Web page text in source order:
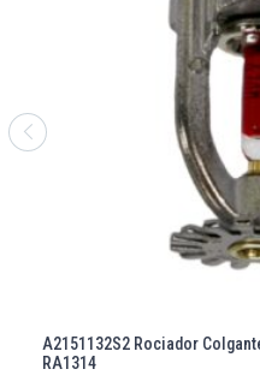
A2151132S2 Rociador
RA1314